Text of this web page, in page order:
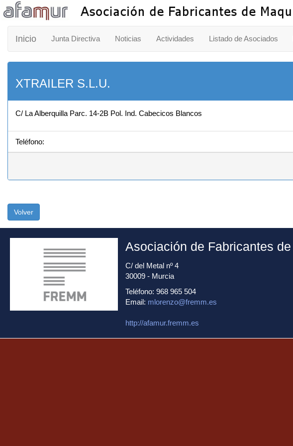
Inicio Junta Directiva Noticias Actividades Listado de Asociados
XTRAILER S.L.U.
C/ La Alberquilla Parc. 14-2B Pol. Ind. Cabecicos Blancos
Teléfono:
Volver
Asociación de Fabricantes
C/ del Metal nº 4
30009 - Murcia
Teléfono: 968 965 504
Email: mlorenzo@fremm.es
http://afamur.fremm.es